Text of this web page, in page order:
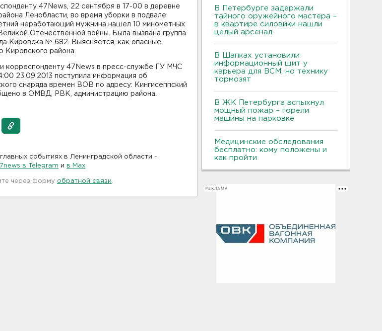
47News, 22 сентября в 17-00 в деревне
Ленобласти, во время уборки в подвале
неработающий мужчина нашел 10 минометных
Отечественной войны. Была вызвана группа
Кировска № 682. Выясняется, как опасные
Кировского района.
корреспонденту 47News в пресс-службе ГУ МЧС
23.09.2013 поступила информация об
снаряда времен ВОВ по адресу: Кингисеппский
в ОМВД, РВК, администрацию района.
событиях в Ленинградской области -
в Telegram и в Maх
через форму обратной связи
В Петербурге задержали
тайного оружейного мастера –
в квартире силовики нашли
целый арсенал
В Шапках установили
информационный щит у
карьера для ВСМ, но технику
тормозят
В ЖК Петербурга вспыхнул
мощный пожар – горели
машины на парковке
Медицинские обследования
бесплатно: кому положены и
как пройти
РЕКЛАМА